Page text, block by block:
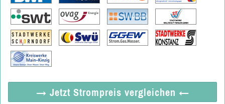
→ Jetzt Strompreis vergleichen ←